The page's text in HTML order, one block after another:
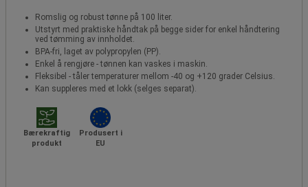
Romslig og robust tønne på 100 liter.
Utstyrt med praktiske håndtak på begge sider for enkel håndtering
ved tømming av innholdet.
BPA-fri, laget av polypropylen (PP).
Enkel å rengjøre - tønnen kan vaskes i maskin.
Fleksibel - tåler temperaturer mellom -40 og +120 grader Celsius.
Kan suppleres med et lokk (selges separat).
Bærekraftig
produkt
Produsert i
EU